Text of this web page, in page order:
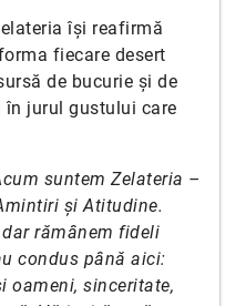
își reafirmă
fiecare desert
de bucurie și de
jurul gustului care
suntem Zelateria –
și Atitudine.
rămânem fideli
condus până aici:
oameni, sinceritate,